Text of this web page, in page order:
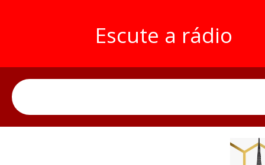
Escute a rádio